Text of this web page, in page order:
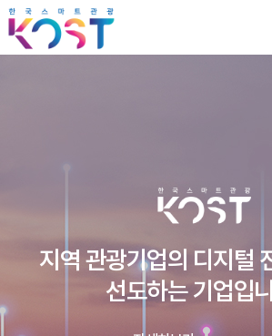
지역 관광기업의 디지털
선도하는 기업입